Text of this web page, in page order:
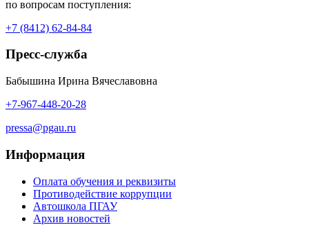
по вопросам поступления:
+7 (8412) 62-84-84
Пресс-служба
Бабышина Ирина Вячеславовна
+7-967-448-20-28
pressa@pgau.ru
Информация
Оплата обучения и реквизиты
Противодействие коррупции
Автошкола ПГАУ
Архив новостей